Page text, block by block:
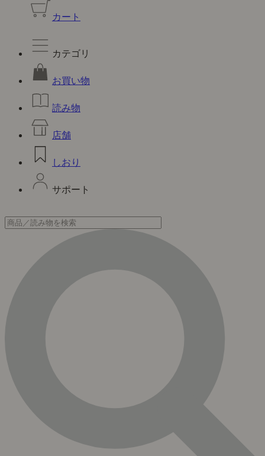
カート
カテゴリ
お買い物
読み物
店舗
しおり
サポート